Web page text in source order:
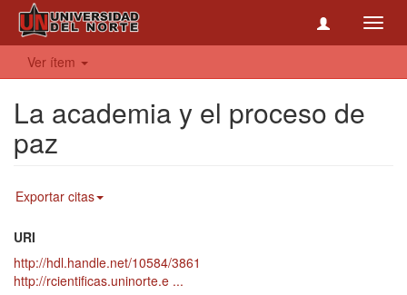
Ver ítem
La academia y el proceso de
paz
Exportar citas
URI
http://hdl.handle.net/10584/3861
http://rcientificas.uninorte.e ...